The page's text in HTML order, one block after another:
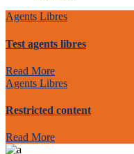
Agents Libres
Test agents libres
Read More
Agents Libres
Restricted content
Read More